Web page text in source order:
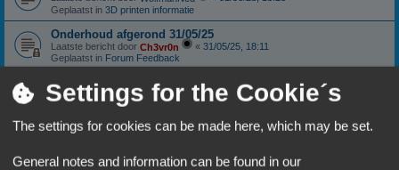
Geplaatst in 3D printen informatie
Onderhoud afgerond 31/05/25
Laatste bericht door Ch3vr0n « 31/05/25, 18:11
Geplaatst in Forum Feedback
Sunlu S4: Nieuwstaat
Laatste bericht doorCh3vr0n
11/01/25, 18:06
Te koop: Vraag en Aanbod
Anycubic Viper extruder.
Geplaatst in
3D-printer specifieke vragen
Settings for the Cookie´s
The settings for cookies can be made here, which may be set.
General notes and information can be found in our